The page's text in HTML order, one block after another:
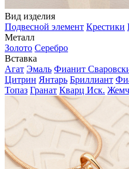
Вид изделия
Подвесной элемент Крестики
Металл
Золото Серебро
Вставка
Агат Эмаль Фианит
Цитрин Янтарь Бриллиант
Топаз Гранат Кварц Иск.